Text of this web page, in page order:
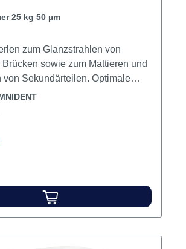
25 kg 50 µm
zum Glanzstrahlen von
Brücken sowie zum Mattieren und
von Sekundärteilen. Optimale
Große Härte und